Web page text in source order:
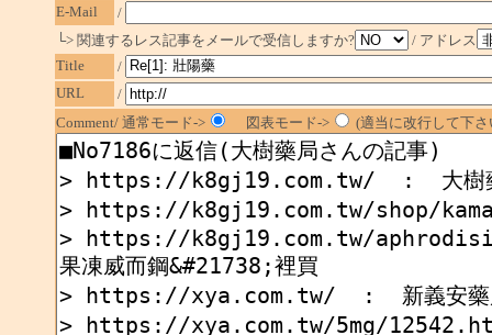
E-Mail
/
└> 関連するレス記事をメールで受信しますか?
/ アドレス
Title
/
URL
/
Comment/ 通常モード->
図表モード-> (適当に改行して下